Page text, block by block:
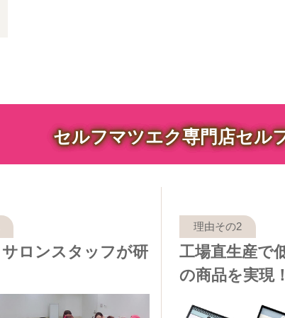
セルフマツエク専門店セル
ロンスタッフが研
工場直生産で
の商品を実現！